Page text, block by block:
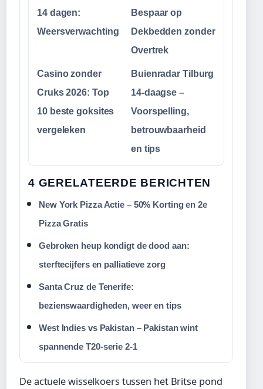
14 dagen:
Weersverwachting
Bespaar op
Dekbedden zonder
Overtrek
Casino zonder
Cruks 2026: Top
10 beste goksites
vergeleken
Buienradar Tilburg
14-daagse –
Voorspelling,
betrouwbaarheid
en tips
4 GERELATEERDE BERICHTEN
New York Pizza Actie – 50% Korting en 2e
Pizza Gratis
Gebroken heup kondigt de dood aan:
sterftecijfers en palliatieve zorg
Santa Cruz de Tenerife:
bezienswaardigheden, weer en tips
West Indies vs Pakistan – Pakistan wint
spannende T20-serie 2-1
De actuele wisselkoers tussen het Britse pond